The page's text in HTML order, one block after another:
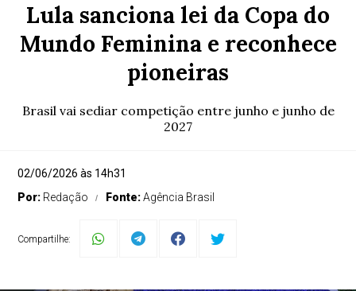
Lula sanciona lei da Copa do
Mundo Feminina e reconhece
pioneiras
Brasil vai sediar competição entre junho e junho de
2027
02/06/2026 às 14h31
Por: Redação Fonte:Agência Brasil
Compartilhe: